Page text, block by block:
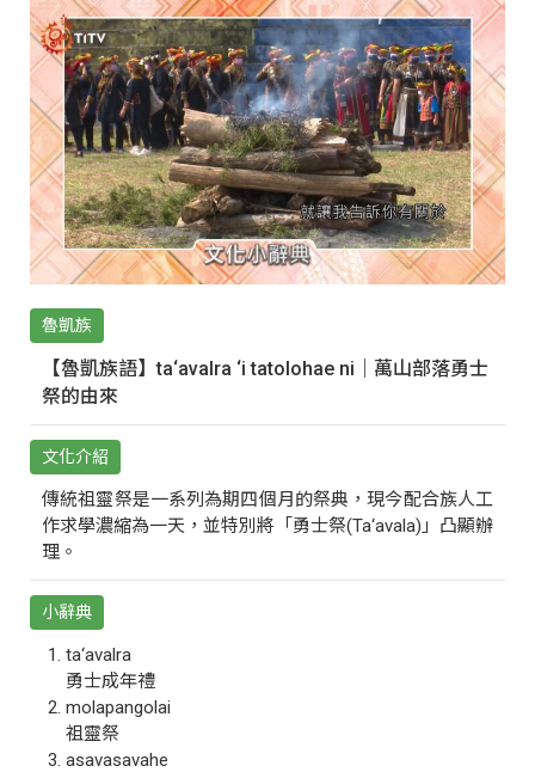
魯凱族
【魯凱族語】ta‘avalra ‘i tatolohae ni｜萬山部落勇士
祭的由來
文化介紹
傳統祖靈祭是一系列為期四個月的祭典，現今配合族人工
作求學濃縮為一天，並特別將「勇士祭(Ta‘avala)」凸顯辦
理。
小辭典
ta‘avalra
勇士成年禮
molapangolai
祖靈祭
asavasavahe